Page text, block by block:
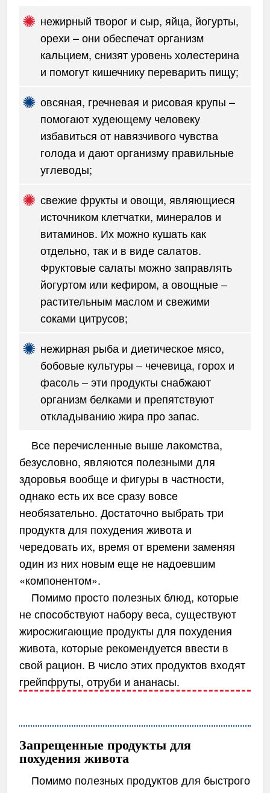
нежирный творог и сыр, яйца, йогурты,
орехи – они обеспечат организм
кальцием, снизят уровень холестерина
и помогут кишечнику переварить пищу;
овсяная, гречневая и рисовая крупы –
помогают худеющему человеку
избавиться от навязчивого чувства
голода и дают организму правильные
углеводы;
свежие фрукты и овощи, являющиеся
источником клетчатки, минералов и
витаминов. Их можно кушать как
отдельно, так и в виде салатов.
Фруктовые салаты можно заправлять
йогуртом или кефиром, а овощные –
растительным маслом и свежими
соками цитрусов;
нежирная рыба и диетическое мясо,
бобовые культуры – чечевица, горох и
фасоль – эти продукты снабжают
организм белками и препятствуют
откладыванию жира про запас.
Все перечисленные выше лакомства,
безусловно, являются полезными для
здоровья вообще и фигуры в частности,
однако есть их все сразу вовсе
необязательно. Достаточно выбрать три
продукта для похудения живота и
чередовать их, время от времени заменяя
один из них новым еще не надоевшим
«компонентом».
Помимо просто полезных блюд, которые
не способствуют набору веса, существуют
жиросжигающие продукты для похудения
живота, которые рекомендуется ввести в
свой рацион. В число этих продуктов входят
грейпфруты, отруби и ананасы.
Запрещенные продукты для
похудения живота
Помимо полезных продуктов для быстрого